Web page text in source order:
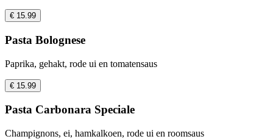
€ 15.99
Pasta Bolognese
Paprika, gehakt, rode ui en tomatensaus
€ 15.99
Pasta Carbonara Speciale
Champignons, ei, hamkalkoen, rode ui en roomsaus